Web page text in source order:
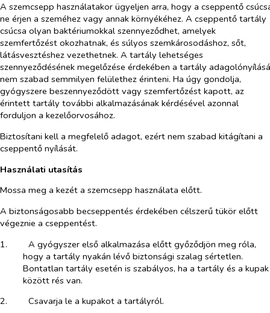
A szemcsepp használatakor ügyeljen arra, hogy a cseppentő
ne érjen a szeméhez vagy annak környékéhez. A cseppentő tartály
csúcsa olyan baktériumokkal szennyeződhet, amelyek
szemfertőzést okozhatnak, és súlyos szemkárosodáshoz, sőt,
látásvesztéshez vezethetnek. A tartály lehetséges
szennyeződésének megelőzése érdekében a tartály
nem szabad semmilyen felülethez érinteni. Ha úgy gondolja,
gyógyszere beszennyeződött vagy szemfertőzést kapott, az
érintett tartály további alkalmazásának kérdésével azonnal
forduljon a kezelőorvosához.
Biztosítani kell a megfelelő adagot, ezért nem szabad kitágítani a
cseppentő nyílását.
Használati utasítás
Mossa meg a kezét a szemcsepp használata előtt.
A biztonságosabb becseppentés érdekében célszerű tükör előtt
végeznie a cseppentést.
1.​
A gyógyszer első alkalmazása előtt győződjön meg róla,
hogy a tartály nyakán lévő biztonsági szalag sértetlen.
Bontatlan tartály esetén is szabályos, ha a tartály és a kupak
között rés van.
2.​
Csavarja le a kupakot a tartályról.